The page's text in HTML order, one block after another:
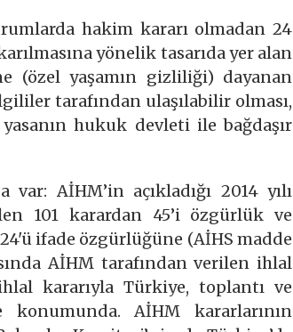
hakim kararı olmadan 24
yönelik tasarıda yer alan
(özel yaşamın gizliliği) dayanan
tarafından ulaşılabilir olması,
hukuk devleti ile bağdaşır
AİHM’in açıkladığı 2014 yılı
101 karardan 45’i özgürlük ve
ifade özgürlüğüne (AİHS madde
AİHM tarafından verilen ihlal
kararıyla Türkiye, toplantı ve
AİHM kararlarının